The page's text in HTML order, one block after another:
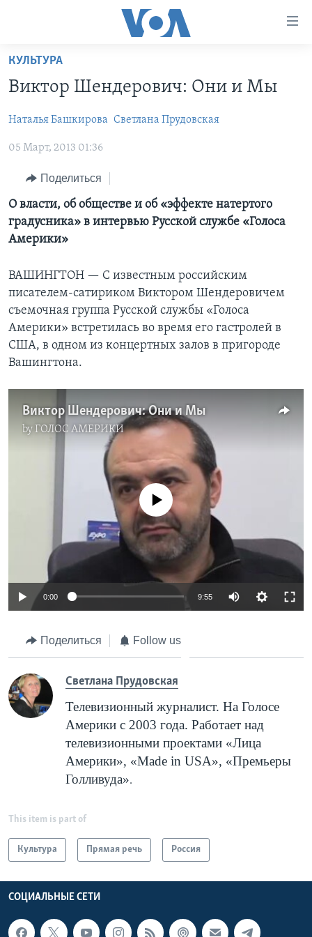
Перейти
основной
Перейти
навигации
поиск
ПРОГРАММЫ
АМЕРИКА
НОВОСТИ ЗА МИНУТУ
ИТОГИ
ПОЧЕМУ ЭТО ВАЖНО?
ДИСКУССИЯ VOA
НЬЮ-ЙОРК NEW YORK
АМЕРИКА. БОЛЬШОЕ ПУТЕШЕСТВИЕ
ПРОЕКТЫ
УЧИМ АНГЛИЙСКИЙ
НАША АМЕРИКАНСКАЯ ИСТОРИЯ
А КАК В АМЕРИКЕ?
АРТЕФАКТЫ
ТЕСТЫ
ЭКСПЕРТИЗА
ИНТЕРВЬЮ
ФАКТЫ ПРОТИВ ФЕЙКОВ
ЗА СВОБОДУ ПРЕССЫ
УЧИМ АНГЛИЙСКИЙ
ВИДЕО
ПОДПИСКА НА НОВОСТИ
Learning English
Языки
КУЛЬТУРА
Виктор Шендерович: Они и Мы
Наталья Башкирова Cветлана Прудовская
05 Март, 2013 01:36
Поделиться
О власти, об обществе и об «эффекте натертого
градусника» в интервью Русской службе «Голоса
Америки»
ВАШИНГТОН — С известным российским
писателем-сатириком Виктором Шендеровичем
съемочная группа Русской службы «Голоса
Америки» встретилась во время его гастролей в
США, в одном из концертных залов в пригороде
Вашингтона.
Виктор Шендерович: Они и Мы
byГОЛОС АМЕРИКИ
No media source currently available
0:00 9:55
Поделиться Follow us
Cветлана Прудовская
Телевизионный журналист. На Голосе
Америки с 2003 года. Работает над
телевизионными проектами «Лица
Америки», «Made in USA», «Премьеры
Голливуда».
This item is part of
Культура Прямая речь Россия
СОЦИАЛЬНЫЕ СЕТИ